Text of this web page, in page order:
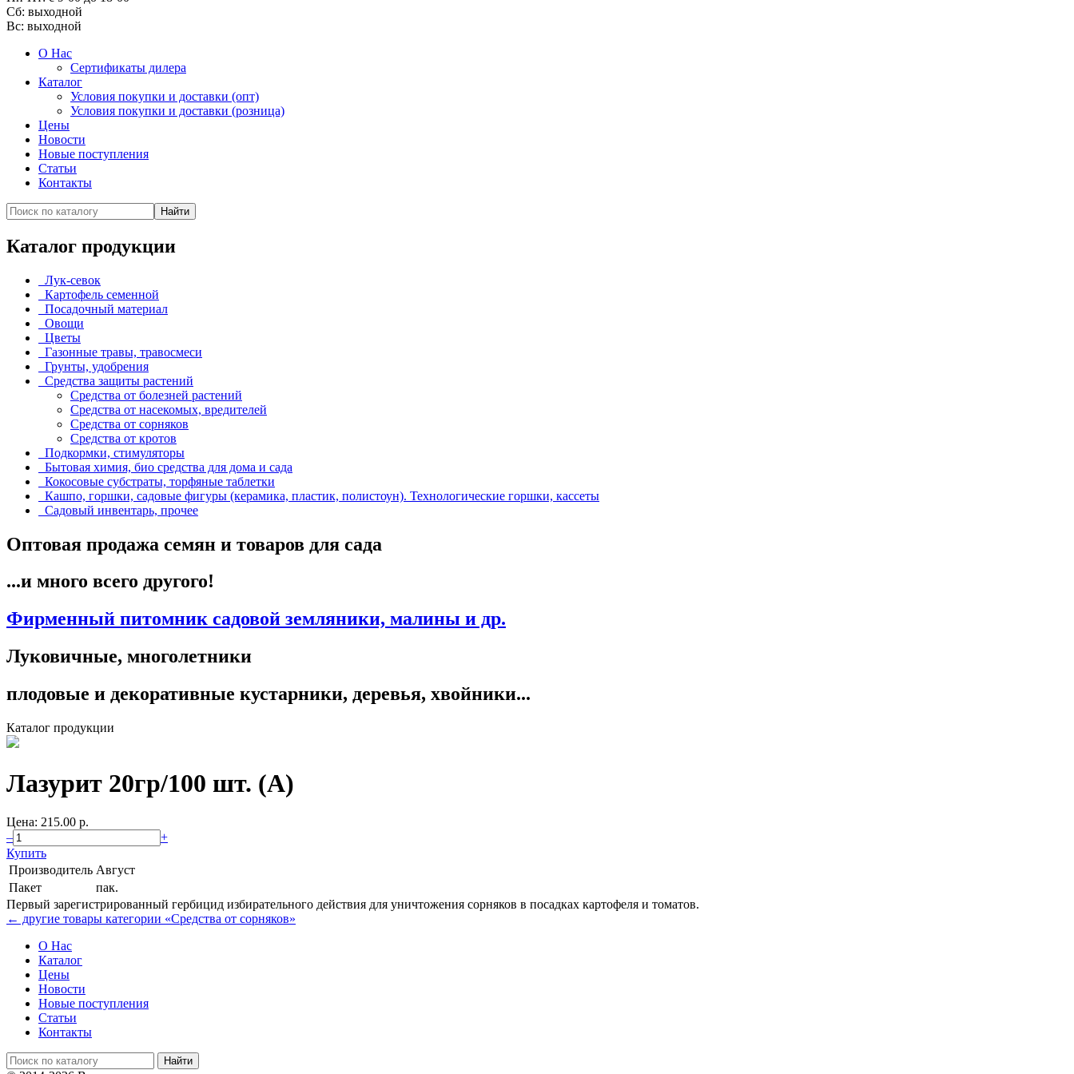
Cб: выходной
Вс: выходной
О Нас
Сертификаты дилера
Каталог
Условия покупки и доставки (опт)
Условия покупки и доставки (розница)
Цены
Новости
Новые поступления
Статьи
Контакты
Каталог продукции
Лук-севок
Картофель семенной
Посадочный материал
Овощи
Цветы
Газонные травы, травосмеси
Грунты, удобрения
Средства защиты растений
Средства от болезней растений
Средства от насекомых, вредителей
Средства от сорняков
Средства от кротов
Подкормки, стимуляторы
Бытовая химия, био средства для дома и сада
Кокосовые субстраты, торфяные таблетки
Кашпо, горшки, садовые фигуры (керамика, пластик, полистоун). Технологические горшки, кассеты
Садовый инвентарь, прочее
Оптовая продажа семян и товаров для сада
...и много всего другого!
Фирменный питомник садовой земляники, малины и др.
Луковичные, многолетники
плодовые и декоративные кустарники, деревья, хвойники...
Каталог продукции
Лазурит 20гр/100 шт. (А)
Цена: 215.00 p.
–
+
Купить
Производитель Август
Пакет
пак.
Первый зарегистрированный гербицид избирательного действия для уничтожения сорняков в посадках картофеля и томатов.
← другие товары категории «Средства от сорняков»
О Нас
Каталог
Цены
Новости
Новые поступления
Статьи
Контакты